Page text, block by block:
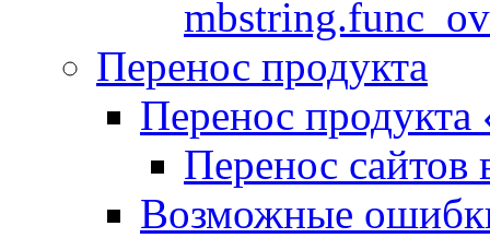
Перенос продукта
Перенос продукта
Перенос сайтов
Возможные